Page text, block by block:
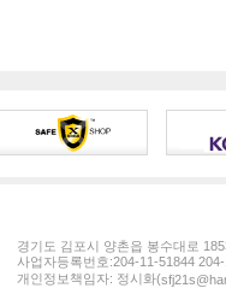
경기도 김포시 양촌읍 봉수대로
사업자등록번호:204-11-51844
개인정보책임자: 정시화(